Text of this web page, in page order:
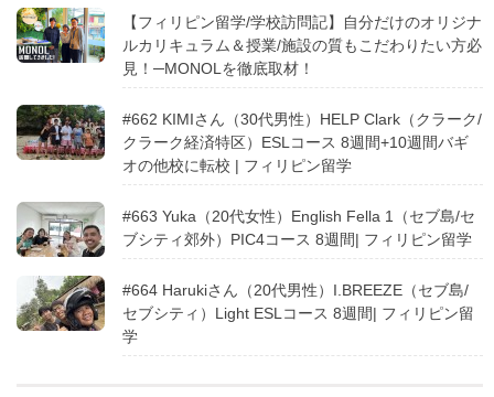
【フィリピン留学/学校訪問記】自分だけのオリジナ
ルカリキュラム＆授業/施設の質もこだわりたい方必
見！─MONOLを徹底取材！
#662 KIMIさん（30代男性）HELP Clark（クラーク/
クラーク経済特区）ESLコース 8週間+10週間バギ
オの他校に転校 | フィリピン留学
#663 Yuka（20代女性）English Fella 1（セブ島/セ
ブシティ郊外）PIC4コース 8週間| フィリピン留学
#664 Harukiさん（20代男性）I.BREEZE（セブ島/
セブシティ）Light ESLコース 8週間| フィリピン留
学